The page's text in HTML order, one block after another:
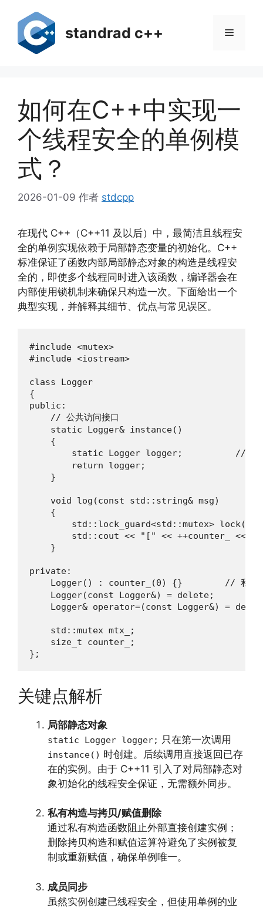
standrad c++ 菜
如何在C++中实现一
个线程安全的单例模
式？
2026-01-09 作者 stdcpp
在现代 C++（C++11 及以后）中，最简洁且线程安
全的单例实现依赖于局部静态变量的初始化。C++
标准保证了函数内部局部静态对象的构造是线程安
全的，即使多个线程同时进入该函数，编译器会在
内部使用锁机制来确保只构造一次。下面给出一个
典型实现，并解释其细节、优点与常见误区。
#include <mutex>
#include <iostream>
class Logger
{
public:
    // 公共访问接口
    static Logger& instance()
    {
static Logger logger;          //
        return logger;
    }
    void log(const std::string& msg)
    {
std::lock_guard<std::mutex>
std::cout << "[" << ++counter_ <<
    }
private:
Logger() : counter_(0) {}        // 私有
    Logger(const Logger&) = delete;
Logger& operator=(const Logger&) =
    std::mutex mtx_;
    size_t counter_;
};
关键点解析
局部静态对象
static Logger logger; 只在第一次调用
instance() 时创建。后续调用直接返回已存
在的实例。由于 C++11 引入了对局部静态对
象初始化的线程安全保证，无需额外同步。
私有构造与拷贝/赋值删除
通过私有构造函数阻止外部直接创建实例；
删除拷贝构造和赋值运算符避免了实例被复
制或重新赋值，确保单例唯一。
成员同步
虽然实例创建已线程安全，但使用单例的业